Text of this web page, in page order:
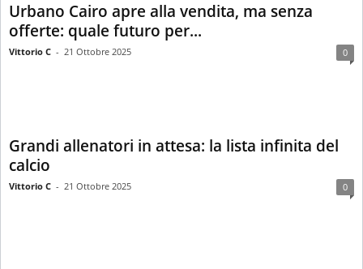
Urbano Cairo apre alla vendita, ma senza
offerte: quale futuro per...
Vittorio C - 21 Ottobre 2025 0
Grandi allenatori in attesa: la lista infinita del
calcio
Vittorio C - 21 Ottobre 2025 0